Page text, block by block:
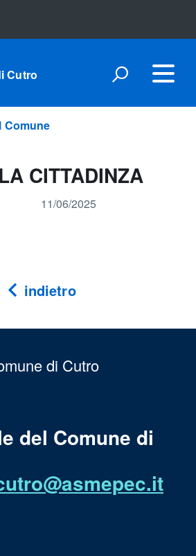
Cutro
Comune
CITTADINZA
11/06/2025
indietro
di Cutro
del Comune di